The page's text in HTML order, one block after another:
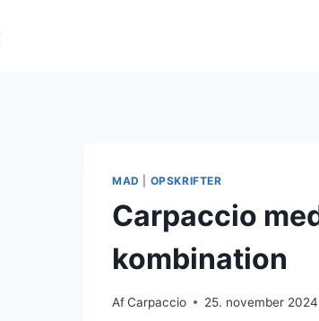
MAD OPSKRIFTER
Carpaccio
kombination
AfCarpaccio 25. november 2024